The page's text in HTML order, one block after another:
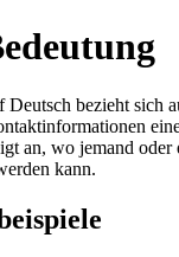
Deutsch bezieht sich
an, wo jemand
kann.